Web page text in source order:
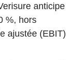
anticipe
%, hors
ajustée (EBIT)